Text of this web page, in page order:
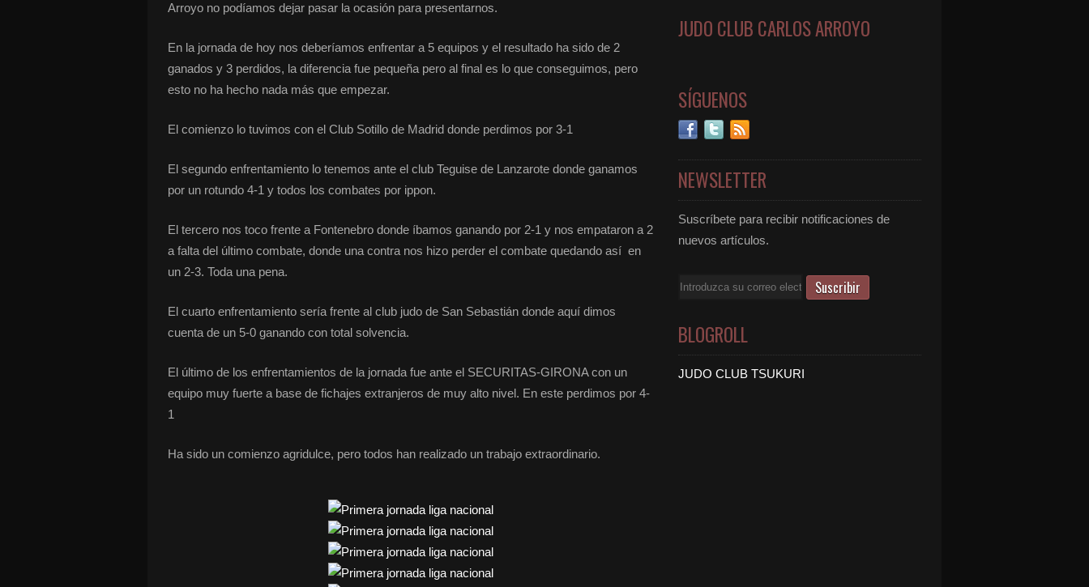
Arroyo no podíamos dejar pasar la ocasión para presentarnos.
En la jornada de hoy nos deberíamos enfrentar a 5 equipos y el resultado ha sido de 2
ganados y 3 perdidos, la diferencia fue pequeña pero al final es lo que conseguimos, pero
esto no ha hecho nada más que empezar.
El comienzo lo tuvimos con el Club Sotillo de Madrid donde perdimos por 3-1
El segundo enfrentamiento lo tenemos ante el club Teguise de Lanzarote donde ganamos
por un rotundo 4-1 y todos los combates por ippon.
El tercero nos toco frente a Fontenebro donde íbamos ganando por 2-1 y nos empataron a 2
a falta del último combate, donde una contra nos hizo perder el combate quedando así en
un 2-3. Toda una pena.
El cuarto enfrentamiento sería frente al club judo de San Sebastián donde aquí dimos
cuenta de un 5-0 ganando con total solvencia.
El último de los enfrentamientos de la jornada fue ante el SECURITAS-GIRONA con un
equipo muy fuerte a base de fichajes extranjeros de muy alto nivel. En este perdimos por 4-
1
Ha sido un comienzo agridulce, pero todos han realizado un trabajo extraordinario.
JUDO CLUB CARLOS ARROYO
SÍGUENOS
NEWSLETTER
Suscríbete para recibir notificaciones de
nuevos artículos.
Email
BLOGROLL
JUDO CLUB TSUKURI